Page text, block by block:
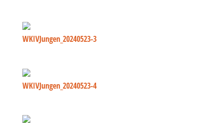
WKIVJungen_20240523-3
WKIVJungen_20240523-4